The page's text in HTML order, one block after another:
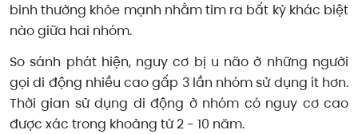
bình thường khỏe mạnh nhằm tìm ra bất kỳ khác biệt
nào giữa hai nhóm.
So sánh phát hiện, nguy cơ bị u não ở những người
gọi di động nhiều cao gấp 3 lần nhóm sử dụng ít hơn.
Thời gian sử dụng di động ở nhóm có nguy cơ cao
được xác trong khoảng từ 2 - 10 năm.